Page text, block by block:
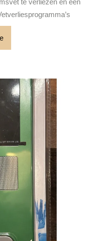
Gewicht
Read
More